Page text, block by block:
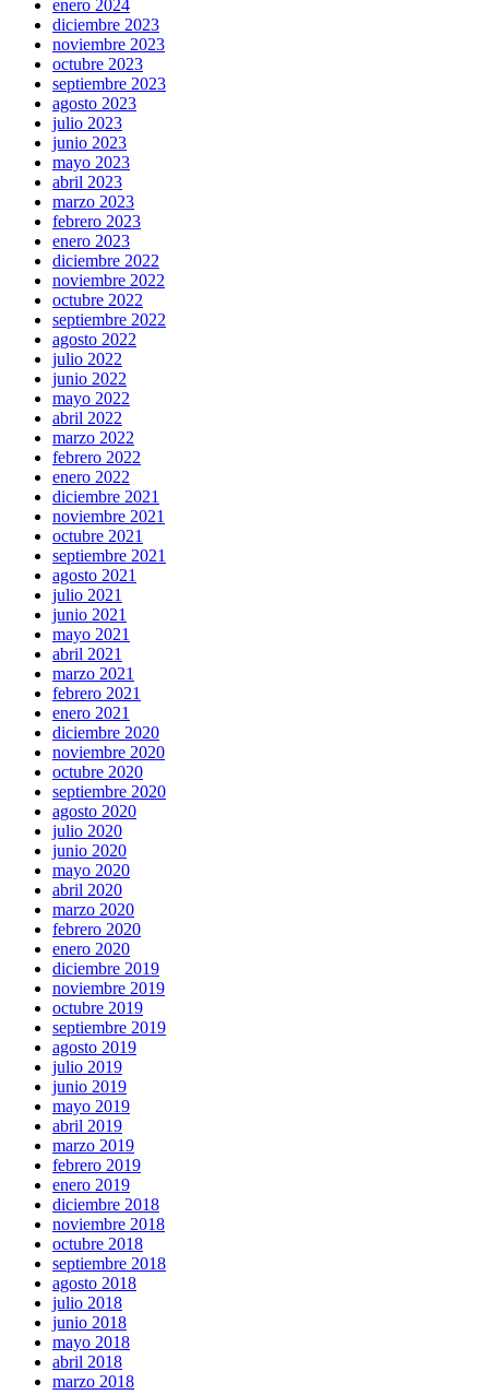
enero 2024
diciembre 2023
noviembre 2023
octubre 2023
septiembre 2023
agosto 2023
julio 2023
junio 2023
mayo 2023
abril 2023
marzo 2023
febrero 2023
enero 2023
diciembre 2022
noviembre 2022
octubre 2022
septiembre 2022
agosto 2022
julio 2022
junio 2022
mayo 2022
abril 2022
marzo 2022
febrero 2022
enero 2022
diciembre 2021
noviembre 2021
octubre 2021
septiembre 2021
agosto 2021
julio 2021
junio 2021
mayo 2021
abril 2021
marzo 2021
febrero 2021
enero 2021
diciembre 2020
noviembre 2020
octubre 2020
septiembre 2020
agosto 2020
julio 2020
junio 2020
mayo 2020
abril 2020
marzo 2020
febrero 2020
enero 2020
diciembre 2019
noviembre 2019
octubre 2019
septiembre 2019
agosto 2019
julio 2019
junio 2019
mayo 2019
abril 2019
marzo 2019
febrero 2019
enero 2019
diciembre 2018
noviembre 2018
octubre 2018
septiembre 2018
agosto 2018
julio 2018
junio 2018
mayo 2018
abril 2018
marzo 2018